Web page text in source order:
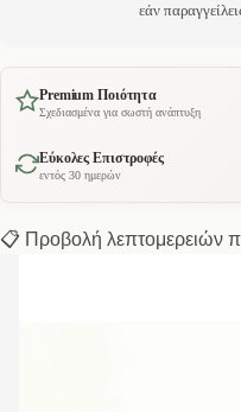
εάν
Premium Ποιότητα
Σχεδιασμένα για σωστή ανάπτυξη
Εύκολες Επιστροφές
εντός 30 ημερών
📋 Προβολή λεπτομερειών